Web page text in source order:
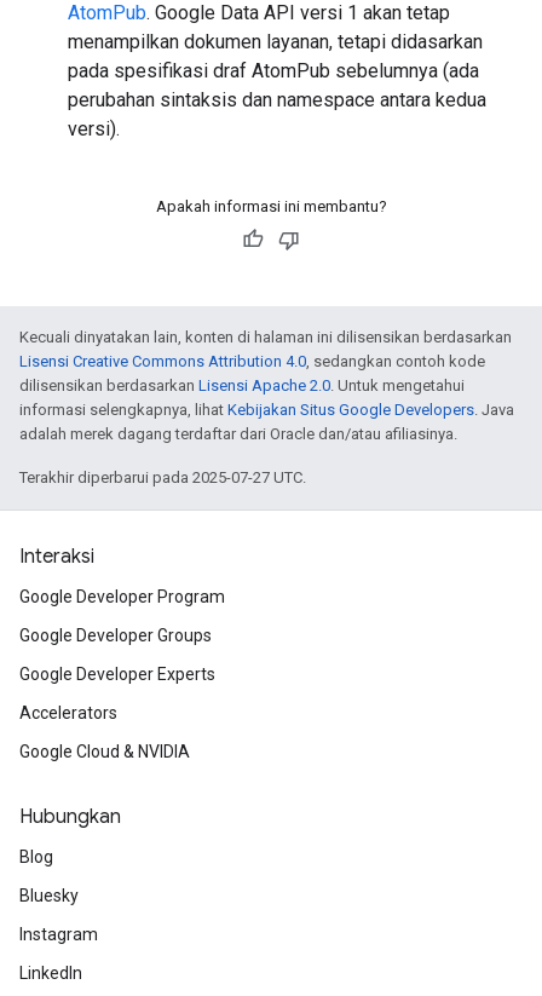
AtomPub. Google Data API versi 1 akan tetap
menampilkan dokumen layanan, tetapi didasarkan
pada spesifikasi draf AtomPub sebelumnya (ada
perubahan sintaksis dan namespace antara kedua
versi).
Apakah informasi ini membantu?
Kecuali dinyatakan lain, konten di halaman ini dilisensikan berdasarkan
Lisensi Creative Commons Attribution 4.0, sedangkan contoh kode
dilisensikan berdasarkan Lisensi Apache 2.0. Untuk mengetahui
informasi selengkapnya, lihat Kebijakan Situs Google Developers. Java
adalah merek dagang terdaftar dari Oracle dan/atau afiliasinya.
Terakhir diperbarui pada 2025-07-27 UTC.
Interaksi
Google Developer Program
Google Developer Groups
Google Developer Experts
Accelerators
Google Cloud & NVIDIA
Hubungkan
Blog
Bluesky
Instagram
LinkedIn